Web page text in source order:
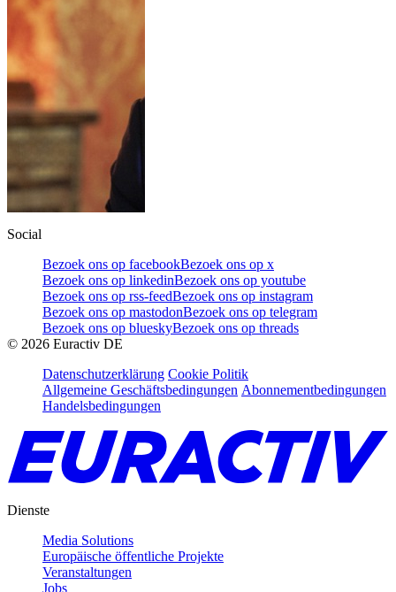
Social
Bezoek ons op facebookBezoek ons op x
Bezoek ons op linkedinBezoek ons op youtube
Bezoek ons op rss-feedBezoek ons op instagram
Bezoek ons op mastodonBezoek ons op telegram
Bezoek ons op blueskyBezoek ons op threads
© 2026 Euractiv DE
Datenschutzerklärung Cookie Politik
Allgemeine Geschäftsbedingungen Abonnementbedingungen
Handelsbedingungen
Dienste
Media Solutions
Europäische öffentliche Projekte
Veranstaltungen
Jobs